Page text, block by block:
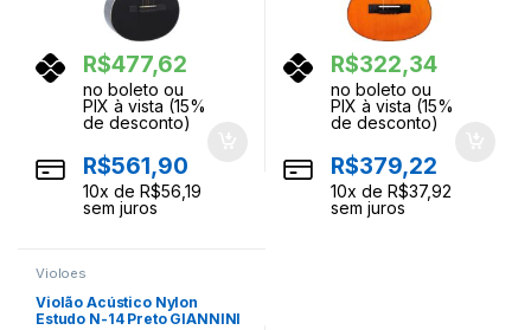
R$477,62
no boleto ou
PIX à vista (15%
de desconto)
R$561,90
10x de R$56,19
sem juros
R$322,34
no boleto ou
PIX à vista (15%
de desconto)
R$379,22
10x de R$37,92
sem juros
Violoes
Violão Acústico Nylon
Estudo N-14 Preto GIANNINI